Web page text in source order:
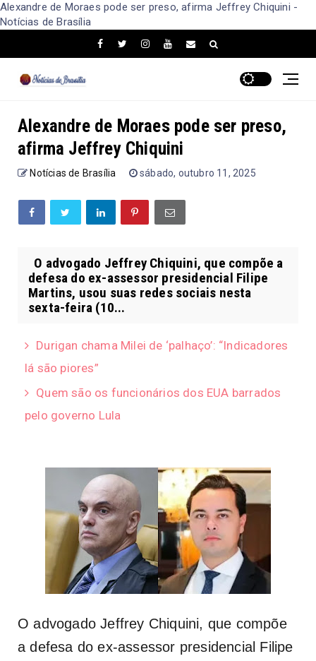
Alexandre de Moraes pode ser preso, afirma Jeffrey Chiquini -
Notícias de Brasília
Alexandre de Moraes pode ser preso,
afirma Jeffrey Chiquini
Notícias de Brasília sábado, outubro 11, 2025
O advogado Jeffrey Chiquini, que compõe a
defesa do ex-assessor presidencial Filipe
Martins, usou suas redes sociais nesta
sexta-feira (10...
Durigan chama Milei de ‘palhaço’: “Indicadores
lá são piores”
Quem são os funcionários dos EUA barrados
pelo governo Lula
O advogado Jeffrey Chiquini, que compõe
a defesa do ex-assessor presidencial Filipe